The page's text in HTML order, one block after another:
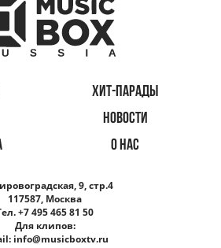
ХИТ-ПАРАДЫ
НОВОСТИ
О НАС
9, стр.4
117587, Москва
+7 495 465 81 50
Для клипов:
info@musicboxtv.ru